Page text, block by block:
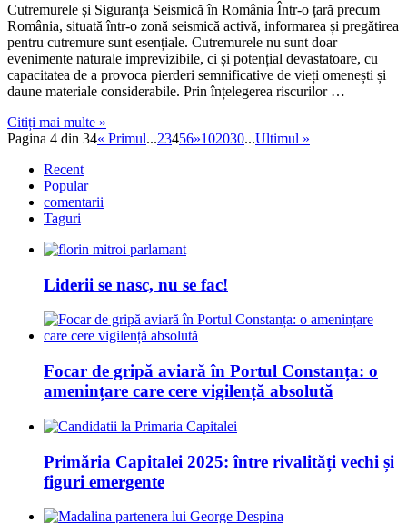
Cutremurele și Siguranța Seismică în România Într-o țară precum
România, situată într-o zonă seismică activă, informarea și pregătirea
pentru cutremure sunt esențiale. Cutremurele nu sunt doar
evenimente naturale imprevizibile, ci și potențial devastatoare, cu
capacitatea de a provoca pierderi semnificative de vieți omenești și
daune materiale considerabile. Prin înțelegerea riscurilor …
Citiți mai multe »
Pagina 4 din 34« Primul...23456»102030...Ultimul »
Recent
Popular
comentarii
Taguri
Liderii se nasc, nu se fac!
Focar de gripă aviară în Portul Constanța: o
amenințare care cere vigilență absolută
Primăria Capitalei 2025: între rivalități vechi și
figuri emergente